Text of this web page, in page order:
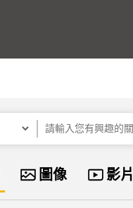
關鍵字
圖像 影片